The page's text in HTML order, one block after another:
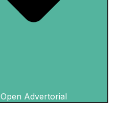
Open Advertorial